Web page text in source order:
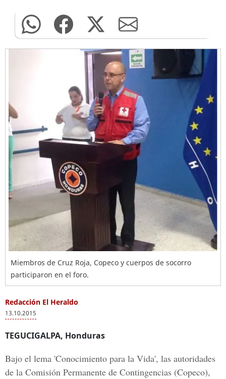
Miembros de Cruz Roja, Copeco y cuerpos de socorro
participaron en el foro.
Redacción El Heraldo
13.10.2015
TEGUCIGALPA, Honduras
Bajo el lema 'Conocimiento para la Vida', las autoridades
de la Comisión Permanente de Contingencias (Copeco),